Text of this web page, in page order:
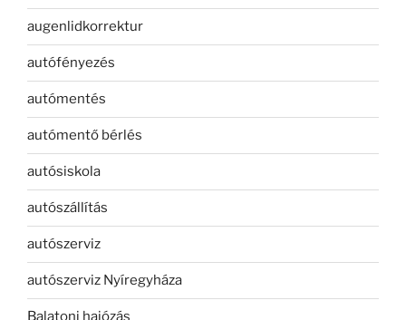
augenlidkorrektur
autófényezés
autómentés
autómentő bérlés
autósiskola
autószállítás
autószerviz
autószerviz Nyíregyháza
Balatoni hajózás